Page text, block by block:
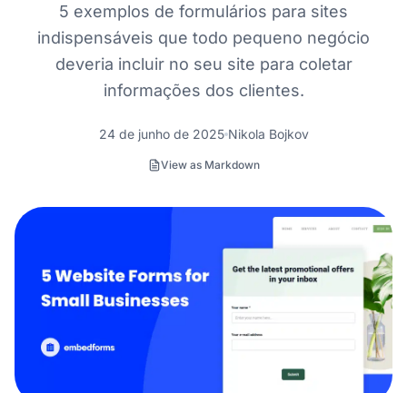
5 exemplos de formulários para sites
indispensáveis que todo pequeno negócio
deveria incluir no seu site para coletar
informações dos clientes.
24 de junho de 2025 Nikola Bojkov
View as Markdown